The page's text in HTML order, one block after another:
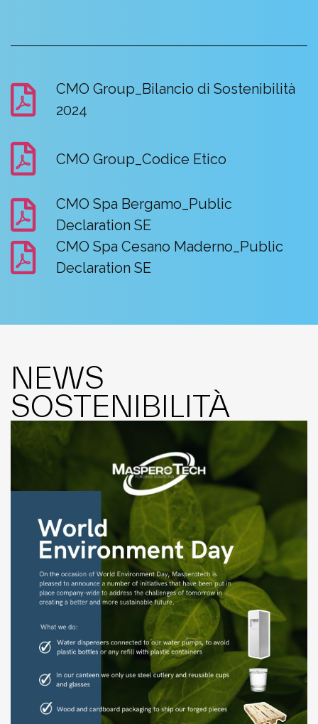
CMO Group_Bilancio di Sostenibilità
2024
CMO Group_Codice Etico
CMO Spa Bergamo_Public
Declaration SE
CMO Spa Cesano Maderno_Public
Declaration SE
NEWS
SOSTENIBILITÀ